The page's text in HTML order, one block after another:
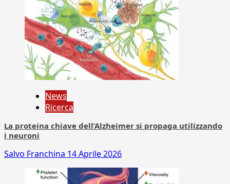
News
Ricerca
La proteina chiave dell’Alzheimer si propaga utilizzando
i neuroni
Salvo Franchina 14 Aprile 2026